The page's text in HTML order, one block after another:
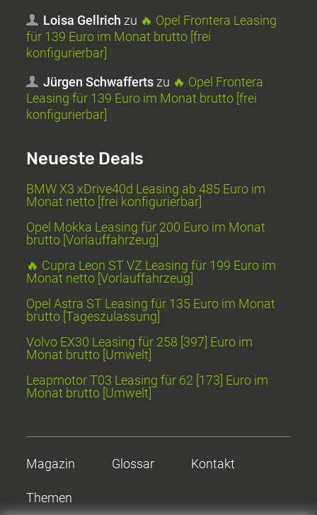
Loisa Gellrich zu 🔥 Opel Frontera Leasing
für 139 Euro im Monat brutto [frei
konfigurierbar]
Jürgen Schwaffertszu 🔥 Opel Frontera
Leasing für 139 Euro im Monat brutto [frei
konfigurierbar]
Neueste Deals
BMW X3 xDrive40d Leasing ab 485 Euro im
Monat netto [frei konfigurierbar]
Opel Mokka Leasing für 200 Euro im Monat
brutto [Vorlauffahrzeug]
🔥 Cupra Leon ST VZ Leasing für 199 Euro im
Monat netto [Vorlauffahrzeug]
Opel Astra ST Leasing für 135 Euro im Monat
brutto [Tageszulassung]
Volvo EX30 Leasing für 258 [397] Euro im
Monat brutto [Umwelt]
Leapmotor T03 Leasing für 62 [173] Euro im
Monat brutto [Umwelt]
Magazin Glossar Kontakt
Themen